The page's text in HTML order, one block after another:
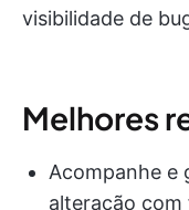
visibilidade de
Melhores
Acompanhe e
alteração com